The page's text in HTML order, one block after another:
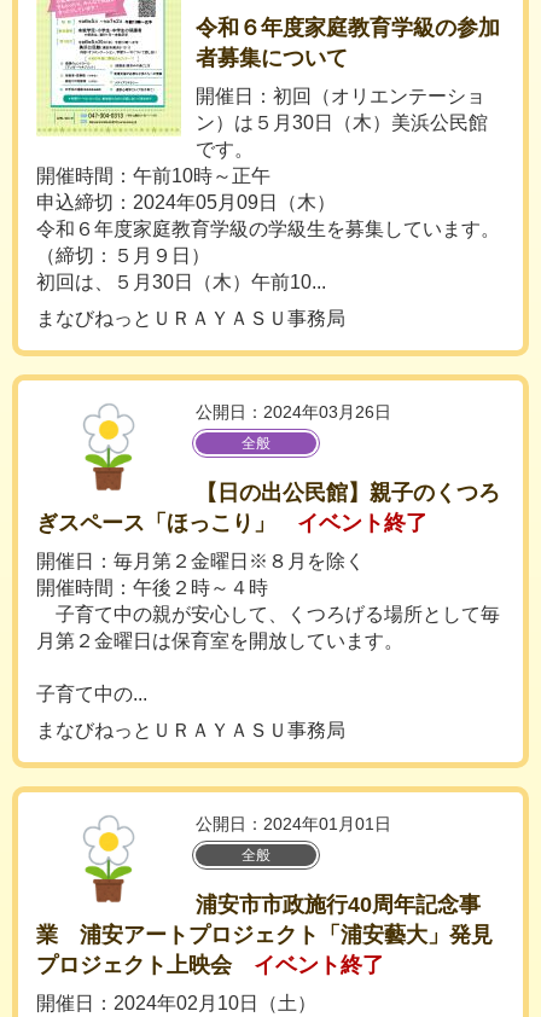
令和６年度家庭教育学級の参加
者募集について
開催日：初回（オリエンテーショ
ン）は５月30日（木）美浜公民館
です。
開催時間：午前10時～正午
申込締切：2024年05月09日（木）
令和６年度家庭教育学級の学級生を募集しています。
（締切：５月９日）
初回は、５月30日（木）午前10...
まなびねっとＵＲＡＹＡＳＵ事務局
公開日：2024年03月26日
全般
【日の出公民館】親子のくつろ
ぎスペース「ほっこり」
イベント終了
開催日：毎月第２金曜日※８月を除く
開催時間：午後２時～４時
子育て中の親が安心して、くつろげる場所として毎
月第２金曜日は保育室を開放しています。
子育て中の...
まなびねっとＵＲＡＹＡＳＵ事務局
公開日：2024年01月01日
全般
浦安市市政施行40周年記念事
業 浦安アートプロジェクト「浦安藝大」発見
プロジェクト上映会
イベント終了
開催日：2024年02月10日（土）